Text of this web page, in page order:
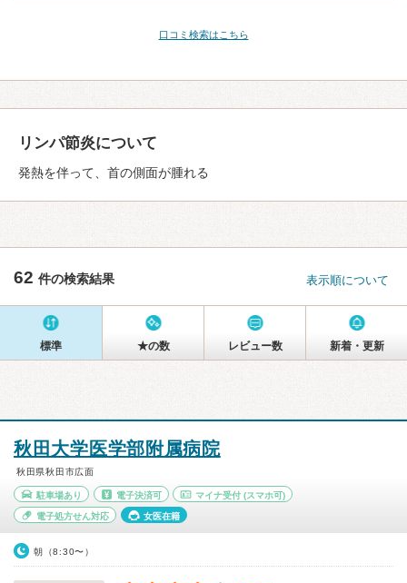
口コミ検索はこちら
リンパ節炎について
発熱を伴って、首の側面が腫れる
62 件の検索結果 表示順について
標準 ★の数 レビュー数 新着・更新
秋田大学医学部附属病院
秋田県秋田市広面
駐車場あり 電子決済可 マイナ受付 (スマホ可)
電子処方せん対応 女医在籍
朝（8:30〜）